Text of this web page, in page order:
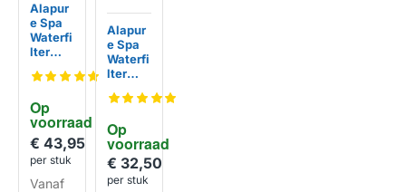
HUISMERK
Op
voorraad
Alapur
e Spa
Waterfi
lter
/ 60481
50
€ 43,95
per stuk
Vanaf
Op
voorraad
Alapur
e Spa
Waterfi
lter
/ 60471
47 /
PTL47
€ 32,50
per stuk